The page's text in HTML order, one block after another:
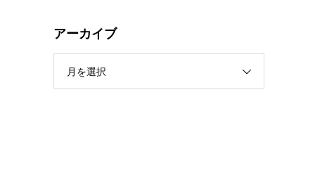
アーカイブ
月を選択